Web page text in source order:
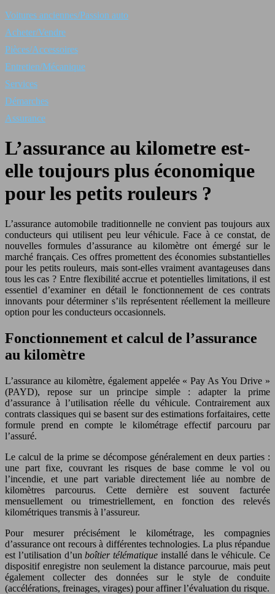
Voitures anciennes/Passion auto
Acheter/Vendre
Pièces/Accessoires
Entretien/Mécanique
Services
Démarches
Assurance
L’assurance au kilometre est-
elle toujours plus économique
pour les petits rouleurs ?
L’assurance automobile traditionnelle ne convient pas toujours aux
conducteurs qui utilisent peu leur véhicule. Face à ce constat, de
nouvelles formules d’assurance au kilomètre ont émergé sur le
marché français. Ces offres promettent des économies substantielles
pour les petits rouleurs, mais sont-elles vraiment avantageuses dans
tous les cas ? Entre flexibilité accrue et potentielles limitations, il est
essentiel d’examiner en détail le fonctionnement de ces contrats
innovants pour déterminer s’ils représentent réellement la meilleure
option pour les conducteurs occasionnels.
Fonctionnement et calcul de l’assurance
au kilomètre
L’assurance au kilomètre, également appelée « Pay As You Drive »
(PAYD), repose sur un principe simple : adapter la prime
d’assurance à l’utilisation réelle du véhicule. Contrairement aux
contrats classiques qui se basent sur des estimations forfaitaires, cette
formule prend en compte le kilométrage effectif parcouru par
l’assuré.
Le calcul de la prime se décompose généralement en deux parties :
une part fixe, couvrant les risques de base comme le vol ou
l’incendie, et une part variable directement liée au nombre de
kilomètres parcourus. Cette dernière est souvent facturée
mensuellement ou trimestriellement, en fonction des relevés
kilométriques transmis à l’assureur.
Pour mesurer précisément le kilométrage, les compagnies
d’assurance ont recours à différentes technologies. La plus répandue
est l’utilisation d’unboîtier télématique installé dans le véhicule. Ce
dispositif enregistre non seulement la distance parcourue, mais peut
également collecter des données sur le style de conduite
(accélérations, freinages, virages) pour affiner l’évaluation du risque.